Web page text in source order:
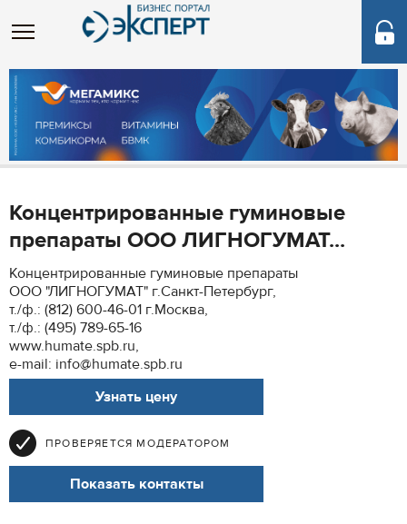
Концентрированные гуминовые
препараты ООО ЛИГНОГУМАТ...
Концентрированные гуминовые препараты
ООО "ЛИГНОГУМАТ" г.Санкт-Петербург,
т./ф.: (812) 600-46-01 г.Москва,
т./ф.: (495) 789-65-16
www.humate.spb.ru,
e-mail: info@humate.spb.ru
Узнать цену
ПРОВЕРЯЕТСЯ МОДЕРАТОРОМ
Показать контакты